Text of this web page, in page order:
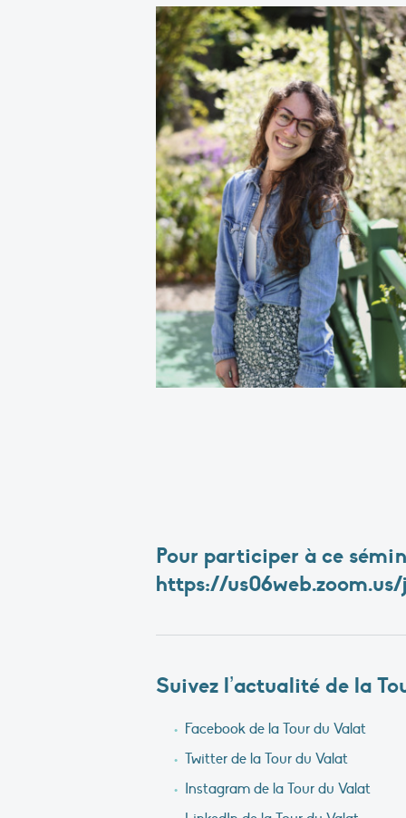
Pour participer à ce
https://us06web.zoom.us/
Suivez l’actualité de la
Facebook de la Tour du Valat
Twitter de la Tour du Valat
Instagram de la Tour du Valat